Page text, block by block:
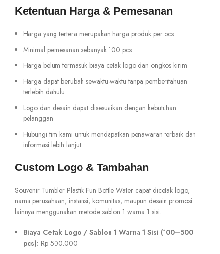
Ketentuan Harga & Pemesanan
Harga yang tertera merupakan harga produk per pcs
Minimal pemesanan sebanyak 100 pcs
Harga belum termasuk biaya cetak logo dan ongkos kirim
Harga dapat berubah sewaktu-waktu tanpa pemberitahuan
terlebih dahulu
Logo dan desain dapat disesuaikan dengan kebutuhan
pelanggan
Hubungi tim kami untuk mendapatkan penawaran terbaik dan
informasi lebih lanjut
Custom Logo & Tambahan
Souvenir Tumbler Plastik Fun Bottle Water dapat dicetak logo,
nama perusahaan, instansi, komunitas, maupun desain promosi
lainnya menggunakan metode sablon 1 warna 1 sisi.
Biaya Cetak Logo / Sablon 1 Warna 1 Sisi (100–500
pcs): Rp 500.000